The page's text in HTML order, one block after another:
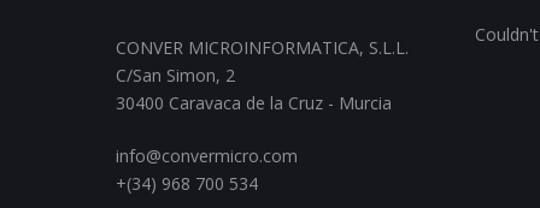
CONVER MICROINFORMATICA, S.L.L.
C/San Simon, 2
30400 Caravaca de la Cruz - Murcia
info@convermicro.com
+(34) 968 700 534